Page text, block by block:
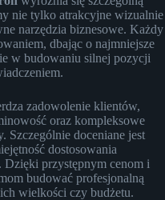
nie tylko atrakcyjne wizualnie
narzędzia biznesowe. Każdy
dbając o najmniejsze
w budowaniu silnej pozycji
zadowolenie klientów,
oraz kompleksowe
Szczególnie doceniane jest
dostosowania
przystępnym cenom i
budować profesjonalną
wielkości czy budżetu.